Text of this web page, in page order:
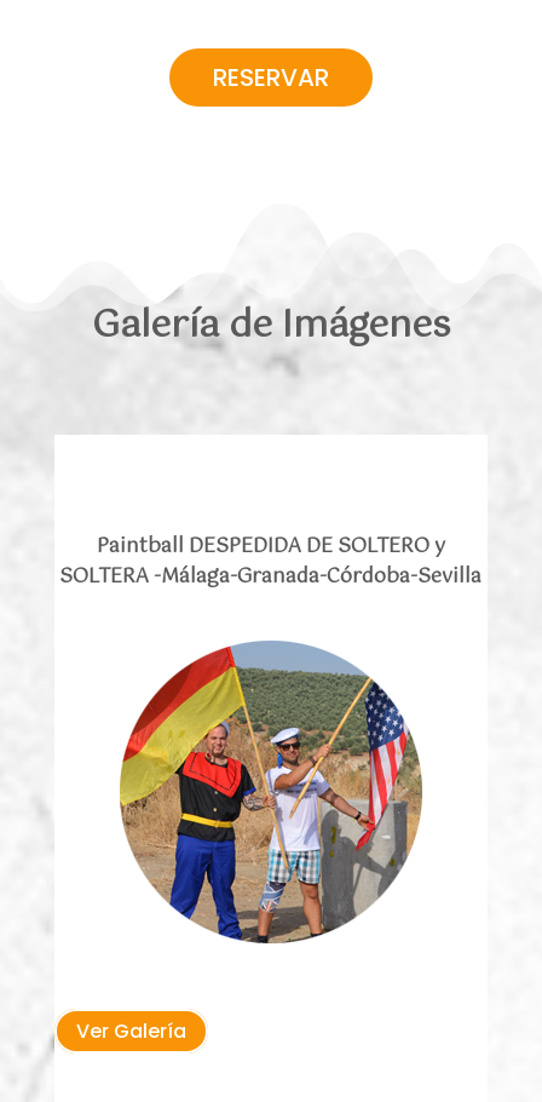
RESERVAR
Galería de Imágenes
Paintball DESPEDIDA DE SOLTERO y
SOLTERA -Málaga-Granada-Córdoba-Sevilla
Ver Galería